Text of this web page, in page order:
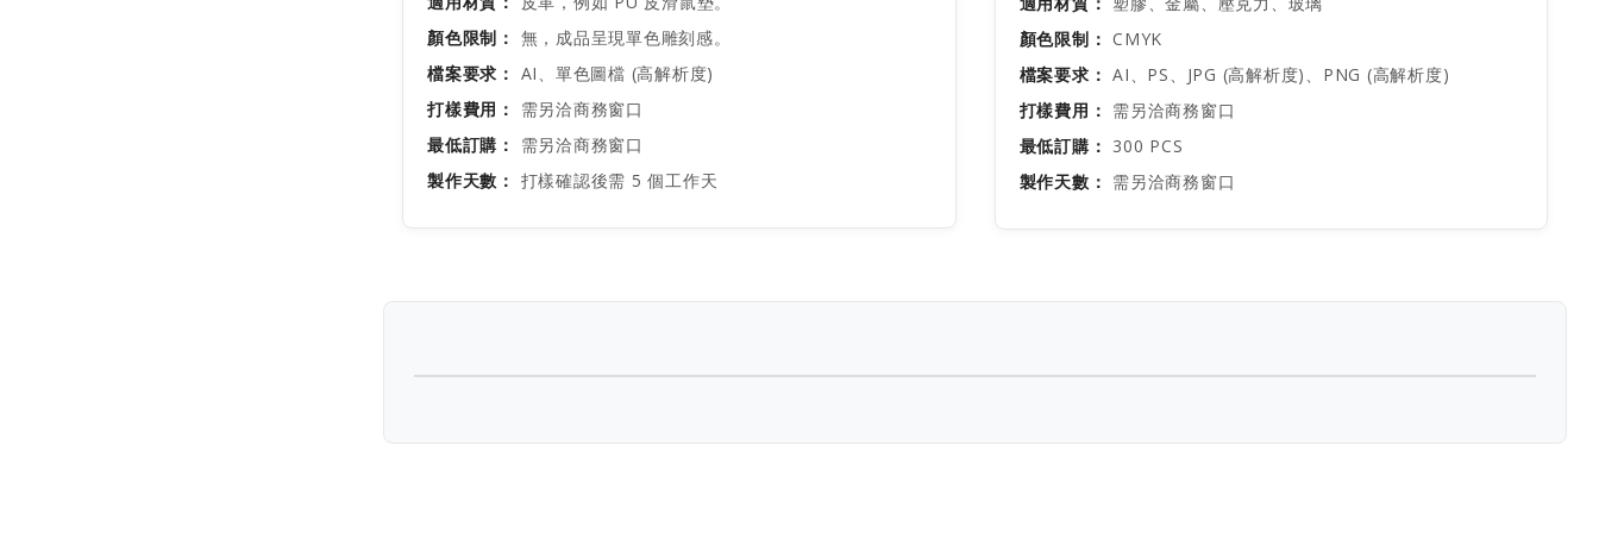
顏色限制： 無，成品呈現單色雕刻感。
檔案要求： AI、單色圖檔 (高解析度)
打樣費用：
需另洽商務窗口
最低訂購：
需另洽商務窗口
製作天數： 打樣確認後需 5 個工作天
顏色限制： CMYK
檔案要求： AI、PS、JPG (高解析度)、PNG (高解析度)
打樣費用： 需另洽商務窗口
最低訂購： 300 PCS
製作天數： 需另洽商務窗口